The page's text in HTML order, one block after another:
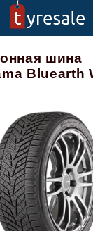
шина
Bluearth